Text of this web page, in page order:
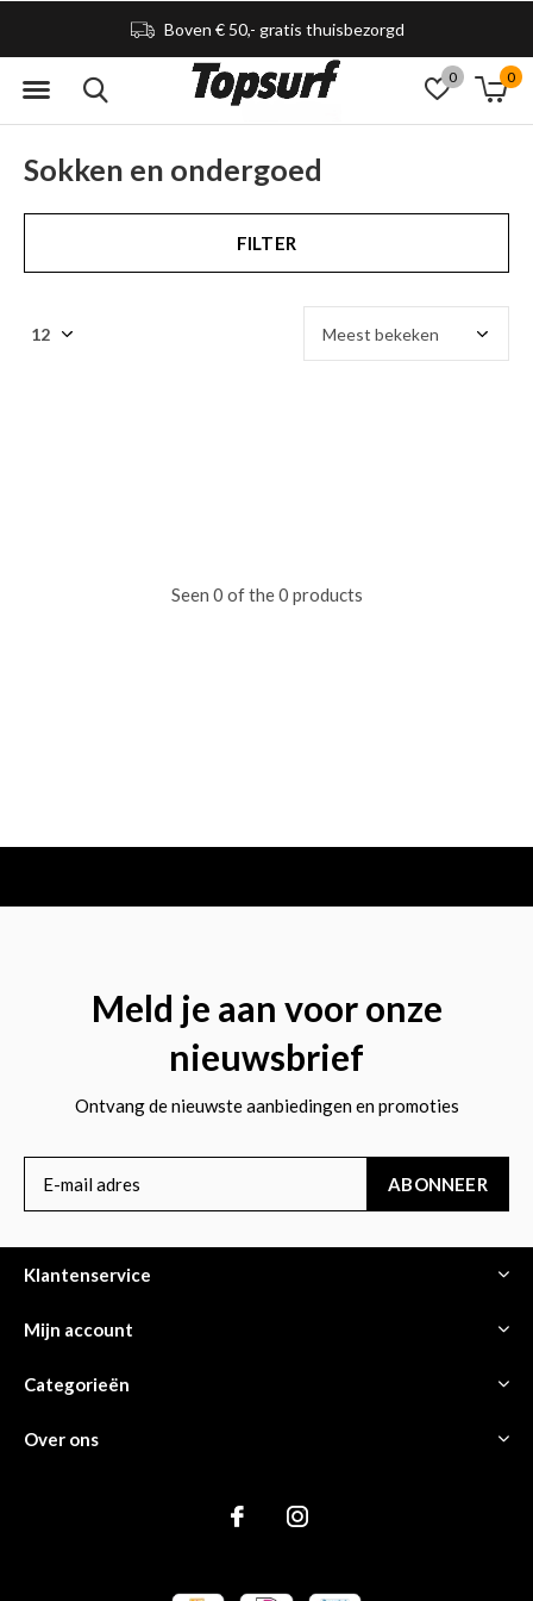
0 0
Boven € 50,- gratis thuisbezorgd
Sokken en ondergoed
FILTER
Seen 0 of the 0 products
Meld je aan voor onze
nieuwsbrief
Ontvang de nieuwste aanbiedingen en promoties
ABONNEER
Klantenservice
Mijn account
Categorieën
Over ons